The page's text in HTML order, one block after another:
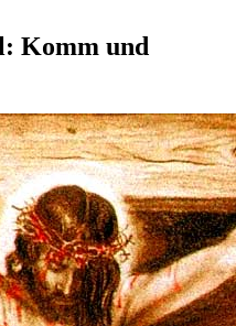
Komm und